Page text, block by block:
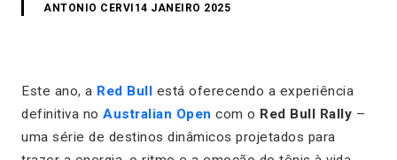
ANTONIO CERVI 14 JANEIRO 2025
Este ano, a Red Bull está oferecendo a experiência
definitiva no Australian Open com o Red Bull Rally –
uma série de destinos dinâmicos projetados para